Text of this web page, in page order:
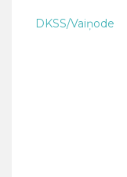
DKSS/Vaiņode